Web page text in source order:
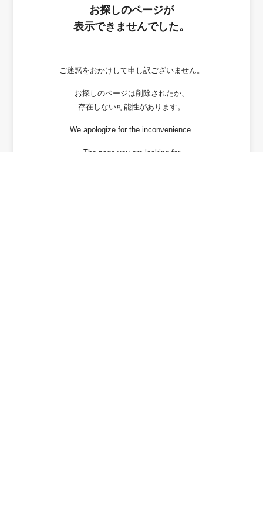
お探しのページが
表示できませんでした。
ご迷惑をおかけして申し訳ございません。
お探しのページは削除されたか、
存在しない可能性があります。
We apologize for the inconvenience.
The page you are looking for